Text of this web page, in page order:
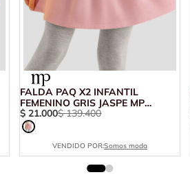
FALDA PAQ X2 INFANTIL
FEMENINO GRIS JASPE MP
112556
$ 21.000$ 139.400
VENDIDO POR:Somos moda